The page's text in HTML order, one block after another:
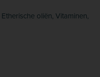
oliën, Vitaminen,